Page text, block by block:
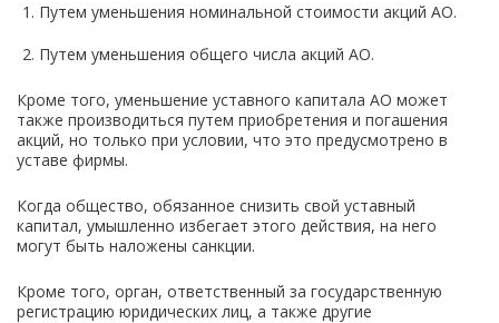
Путем уменьшения номинальной стоимости акций АО.
Путем уменьшения общего числа акций АО.
Кроме того, уменьшение уставного капитала АО может
также производиться путем приобретения и погашения
акций, но только при условии, что это предусмотрено в
уставе фирмы.
Когда общество, обязанное снизить свой уставный
капитал, умышленно избегает этого действия, на него
могут быть наложены санкции.
Кроме того, орган, ответственный за государственную
регистрацию юридических лиц, а также другие